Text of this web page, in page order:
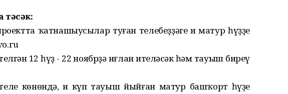
ҡатнашыусылар туған телебеҙҙәге иң матур һүҙҙе
12 һүҙ - 22 ноябрҙә иғлан ителәсәк һәм тауыш биреү
көнөндә, иң күп тауыш йыйған матур башҡорт һүҙе